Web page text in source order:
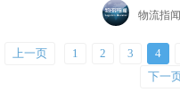
物流指闻
上一页 1 2 3 4
下一
辽港股份与厦门建发股份达成
中通冷链与中农批（天津）公